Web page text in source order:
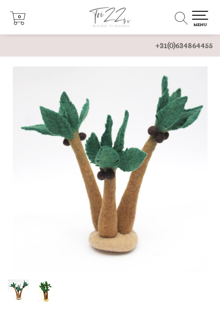
+31(0)634864455
0
0
MENU